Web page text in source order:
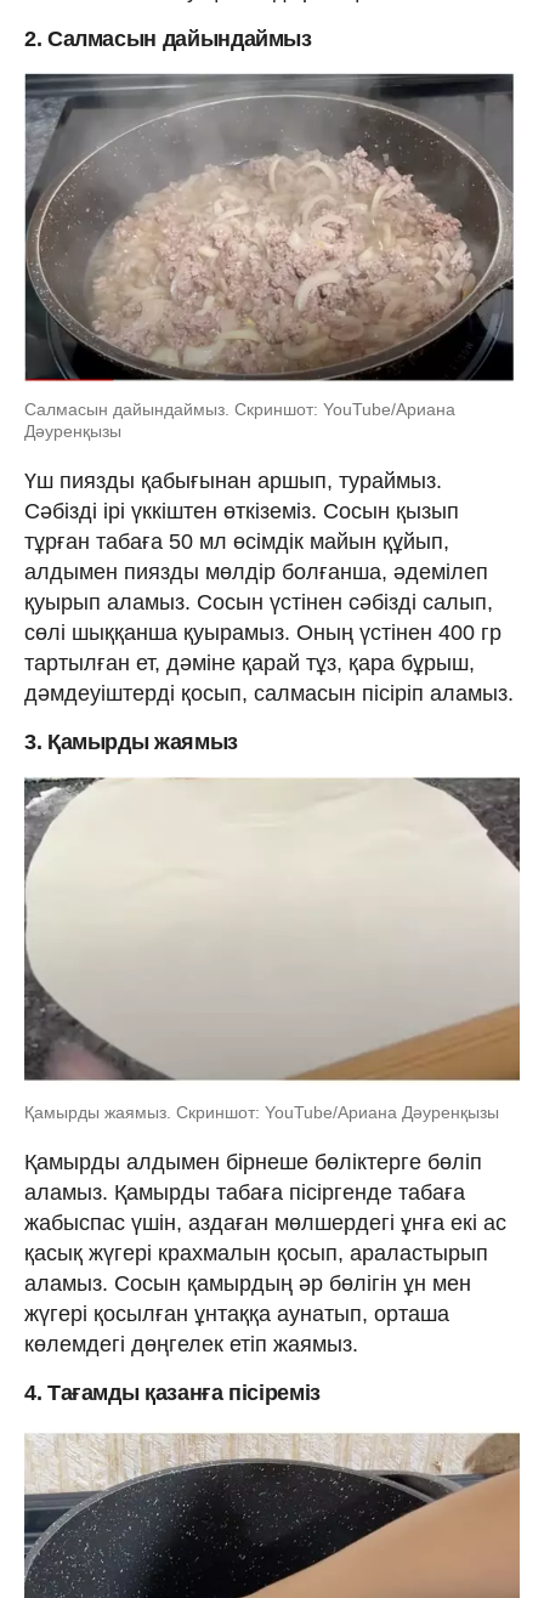
2. Cалмасын дайындаймыз
Cалмасын дайындаймыз. Скриншот: YouTube/Ариана
Дәуренқызы
Үш пиязды қабығынан аршып, тураймыз.
Сәбізді ірі үккіштен өткіземіз. Сосын қызып
тұрған табаға 50 мл өсімдік майын құйып,
алдымен пиязды мөлдір болғанша, әдемілеп
қуырып аламыз. Сосын үстінен сәбізді салып,
сөлі шыққанша қуырамыз. Оның үстінен 400 гр
тартылған ет, дәміне қарай тұз, қара бұрыш,
дәмдеуіштерді қосып, салмасын пісіріп аламыз.
3. Қамырды жаямыз
Қамырды жаямыз. Скриншот: YouTube/Ариана Дәуренқызы
Қамырды алдымен бірнеше бөліктерге бөліп
аламыз. Қамырды табаға пісіргенде табаға
жабыспас үшін, аздаған мөлшердегі ұнға екі ас
қасық жүгері крахмалын қосып, араластырып
аламыз. Сосын қамырдың әр бөлігін ұн мен
жүгері қосылған ұнтаққа аунатып, орташа
көлемдегі дөңгелек етіп жаямыз.
4. Тағамды қазанға пісіреміз